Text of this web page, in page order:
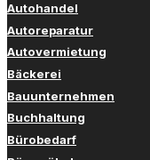
Autohandel
Autoreparatur
Autovermietung
Bäckerei
Bauunternehmen
Buchhaltung
Bürobedarf